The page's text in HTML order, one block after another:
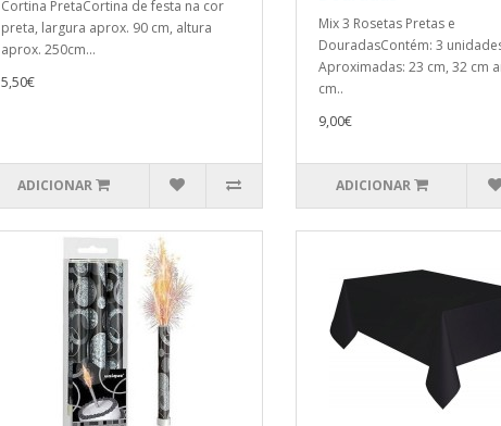
Cortina PretaCortina de festa na cor
preta, largura aprox. 90 cm, altura
aprox. 250cm...
5,50€
ADICIONAR
Mix 3 Rosetas Pretas e
DouradasContém: 3
Aproximadas: 23 cm, 32 cm
cm..
9,00€
ADICIONAR